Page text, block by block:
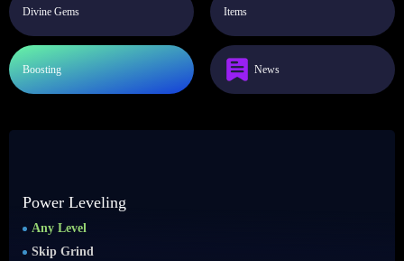
Divine Gems Items
Boosting News
Power Leveling
Any Level
Skip Grind